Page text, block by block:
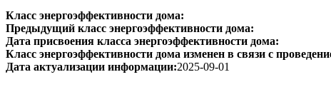
Класс энергоэффективности дома:
Предыдущий класс энергоэффективности дома:
Дата присвоения класса энергоэффективности дома:
Класс энергоэффективности дома изменен в связи с
Дата актуализации информации:2025-09-01